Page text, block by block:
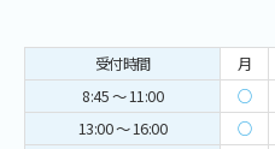
受付時間 月
8:45 ～ 11:00
○
13:00 ～ 16:00
○